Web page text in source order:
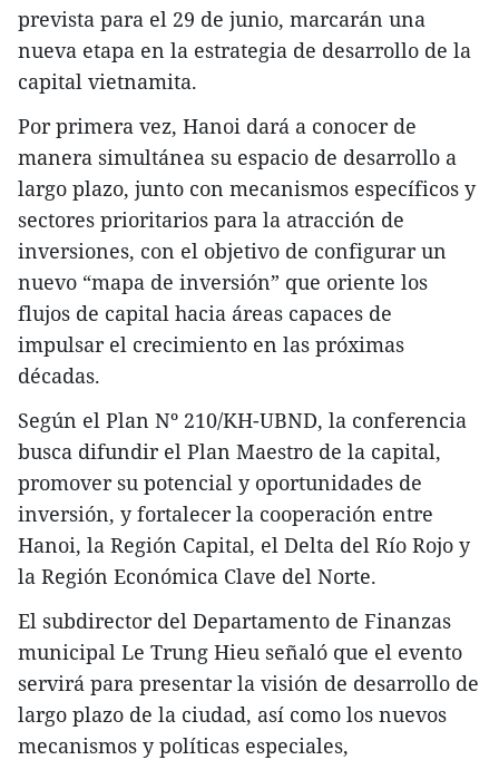
prevista para el 29 de junio, marcarán una
nueva etapa en la estrategia de desarrollo de la
capital vietnamita.
Por primera vez, Hanoi dará a conocer de
manera simultánea su espacio de desarrollo a
largo plazo, junto con mecanismos específicos y
sectores prioritarios para la atracción de
inversiones, con el objetivo de configurar un
nuevo “mapa de inversión” que oriente los
flujos de capital hacia áreas capaces de
impulsar el crecimiento en las próximas
décadas.
Según el Plan Nº 210/KH-UBND, la conferencia
busca difundir el Plan Maestro de la capital,
promover su potencial y oportunidades de
inversión, y fortalecer la cooperación entre
Hanoi, la Región Capital, el Delta del Río Rojo y
la Región Económica Clave del Norte.
El subdirector del Departamento de Finanzas
municipal Le Trung Hieu señaló que el evento
servirá para presentar la visión de desarrollo de
largo plazo de la ciudad, así como los nuevos
mecanismos y políticas especiales,